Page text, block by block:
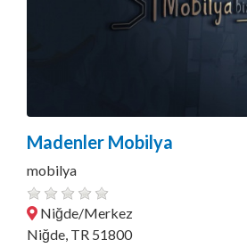
Madenler Mobilya
mobilya
Niğde/Merkez
Niğde, TR 51800